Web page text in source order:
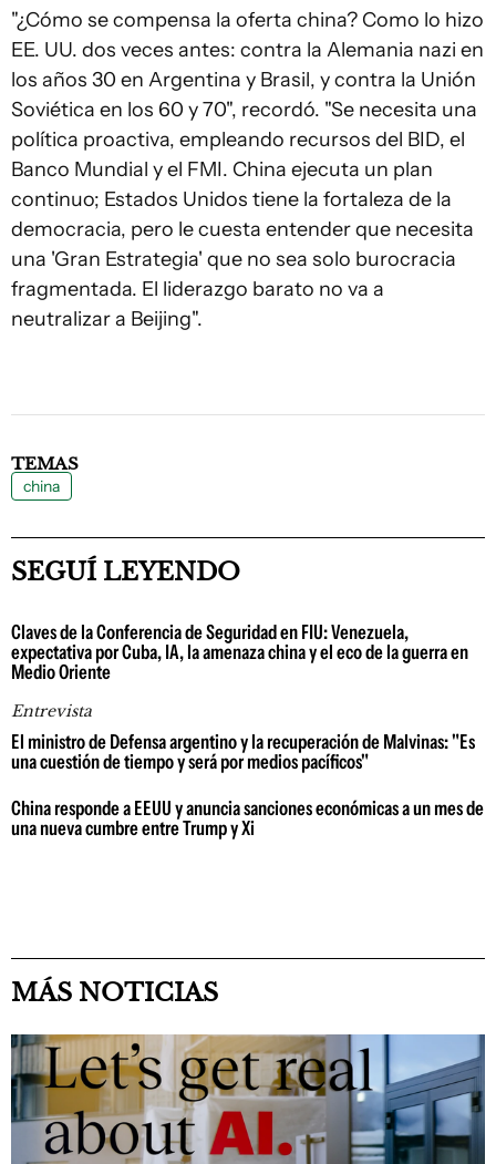
"¿Cómo se compensa la oferta china? Como lo hizo
EE. UU. dos veces antes: contra la Alemania nazi en
los años 30 en Argentina y Brasil, y contra la Unión
Soviética en los 60 y 70", recordó. "Se necesita una
política proactiva, empleando recursos del BID, el
Banco Mundial y el FMI. China ejecuta un plan
continuo; Estados Unidos tiene la fortaleza de la
democracia, pero le cuesta entender que necesita
una 'Gran Estrategia' que no sea solo burocracia
fragmentada. El liderazgo barato no va a
neutralizar a Beijing".
TEMAS
china
SEGUÍ LEYENDO
Claves de la Conferencia de Seguridad en FIU: Venezuela,
expectativa por Cuba, IA, la amenaza china y el eco de la guerra en
Medio Oriente
Entrevista
El ministro de Defensa argentino y la recuperación de Malvinas: "Es
una cuestión de tiempo y será por medios pacíficos"
China responde a EEUU y anuncia sanciones económicas a un mes de
una nueva cumbre entre Trump y Xi
MÁS NOTICIAS